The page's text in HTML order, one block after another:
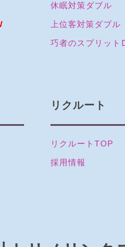
休眠対策ダブル
上位客対策ダブル
巧者のスプリット
リクルート
リクルートTOP
採用情報